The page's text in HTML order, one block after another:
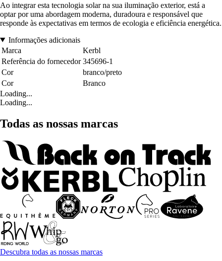
Ao integrar esta tecnologia solar na sua iluminação exterior, está a
optar por uma abordagem moderna, duradoura e responsável que
responde às expectativas em termos de ecologia e eficiência energética.
Informações adicionais
Marca
Kerbl
Referência do fornecedor 345696-1
Cor
branco/preto
Cor
Branco
Loading...
Loading...
Todas as nossas marcas
Descubra todas as nossas marcas